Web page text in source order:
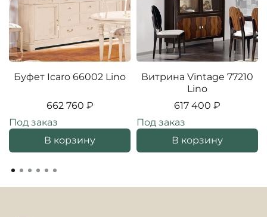
Буфет Icaro 66002 Lino
662 760 ₽
Под заказ
В корзину
Витрина Vintage 77210
Lino
617 400 ₽
Под заказ
В корзину